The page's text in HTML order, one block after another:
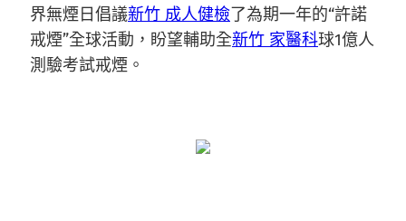
界無煙日倡議新竹 成人健檢了為期一年的“許諾
戒煙”全球活動，盼望輔助全新竹 家醫科球1億人
測驗考試戒煙。